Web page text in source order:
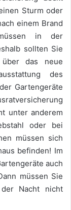
Sturm oder
einem Brand
in der
sollten Sie
das neue
des
Gartengeräte
unter anderem
oder bei
müssen sich
befinden! Im
auch
müssen Sie
Nacht nicht